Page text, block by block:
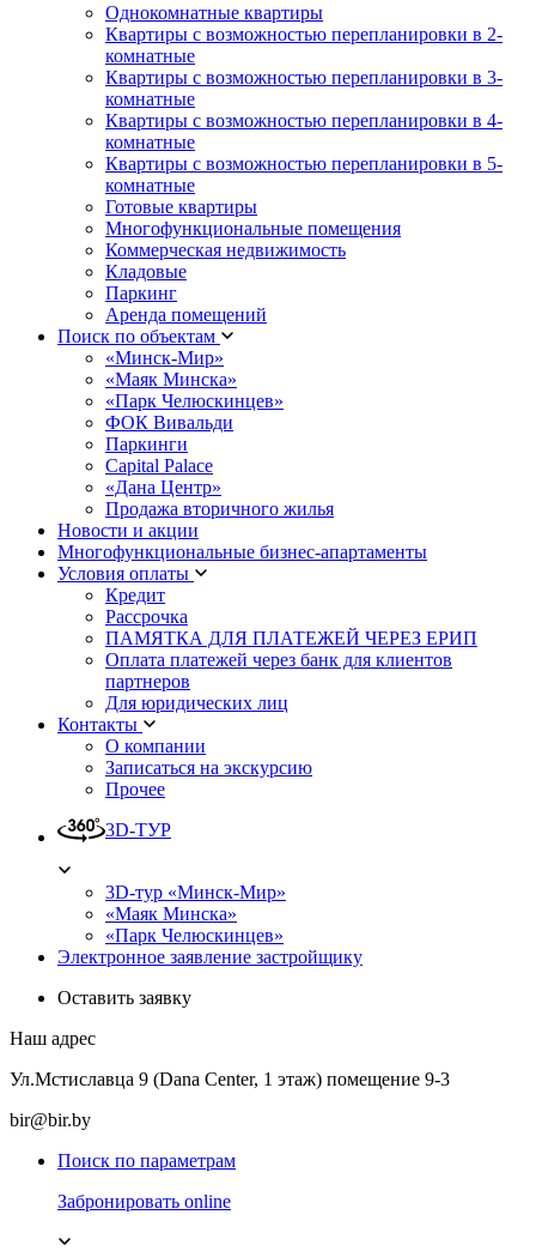
Однокомнатные квартиры
Квартиры с возможностью перепланировки в 2-
комнатные
Квартиры с возможностью перепланировки в 3-
комнатные
Квартиры с возможностью перепланировки в 4-
комнатные
Квартиры с возможностью перепланировки в 5-
комнатные
Готовые квартиры
Многофункциональные помещения
Коммерческая недвижимость
Кладовые
Паркинг
Аренда помещений
Поиск по объектам
«Минск-Мир»
«Маяк Минска»
«Парк Челюскинцев»
ФОК Вивальди
Паркинги
Capital Palace
«Дана Центр»
Продажа вторичного жилья
Новости и акции
Многофункциональные бизнес-апартаменты
Условия оплаты
Кредит
Рассрочка
ПАМЯТКА ДЛЯ ПЛАТЕЖЕЙ ЧЕРЕЗ ЕРИП
Оплата платежей через банк для клиентов
партнеров
Для юридических лиц
Контакты
О компании
Записаться на экскурсию
Прочее
3D-ТУР
3D-тур «Минск-Мир»
«Маяк Минска»
«Парк Челюскинцев»
Электронное заявление застройщику
Оставить заявку
Наш адрес
Ул.Мстиславца 9 (Dana Center, 1 этаж) помещение 9-3
bir@bir.by
Поиск по параметрам
Забронировать online